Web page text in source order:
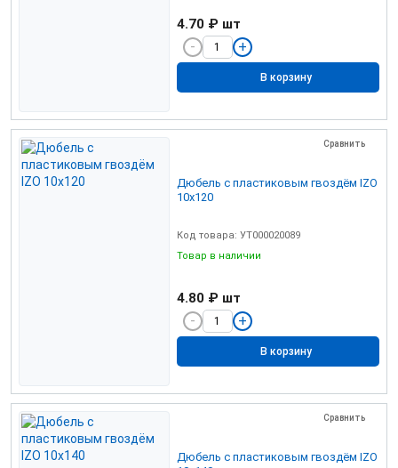
4.70 ₽ шт
В корзину
Сравнить
Дюбель с пластиковым гвоздём IZO
10х120
Код товара: УТ000020089
Товар в наличии
4.80 ₽ шт
В корзину
Сравнить
Дюбель с пластиковым гвоздём IZO